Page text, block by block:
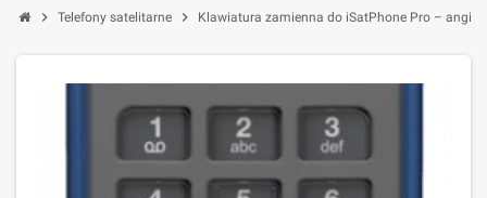
chevron_right Telefony satelitarne chevron_right Klawiatura zamienna do iSatPhone Pro –